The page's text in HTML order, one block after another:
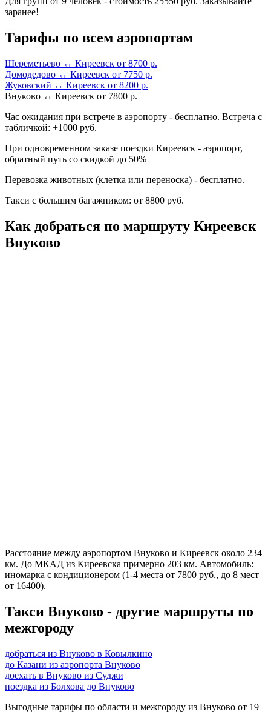
заранее!
Тарифы по всем аэропортам
Шереметьево ↔ Киреевск от 8700 р.
Домодедово ↔ Киреевск от 7750 р.
Жуковский ↔ Киреевск от 8200 р.
Внуково ↔ Киреевск от 7800 р.
Час ожидания при встрече в аэропорту - бесплатно. Встреча с
табличкой: +1000 руб.
При одновременном заказе поездки Киреевск - аэропорт,
обратный путь со скидкой до 50%
Перевозка животных (клетка или переноска) - бесплатно.
Такси с большим багажником: от 8800 руб.
Как добраться по маршруту Киреевск
Внуково
Расстояние между аэропортом Внуково и Киреевск около 234
км. До МКАД из Киреевска примерно 203 км. Автомобиль:
иномарка с кондиционером (1-4 места от 7800 руб., до 8 мест
от 16400).
Такси Внуково - другие маршруты по
межгороду
добраться из Внуково в Ковылкино
до Казани из аэропорта Внуково
доехать в Внуково из Суджи
поездка из Болхова до Внуково
Выгодные тарифы по области и межгороду из Внуково от 19